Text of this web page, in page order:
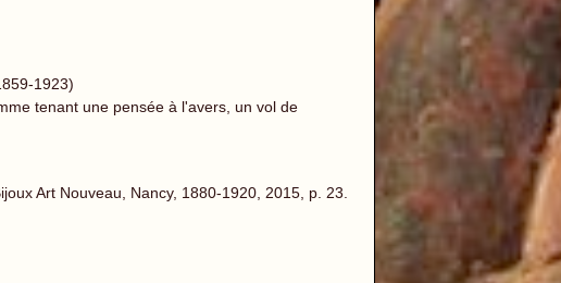
1923)
tenant une pensée à l'avers, un vol de
Art Nouveau, Nancy, 1880-1920, 2015, p. 23.